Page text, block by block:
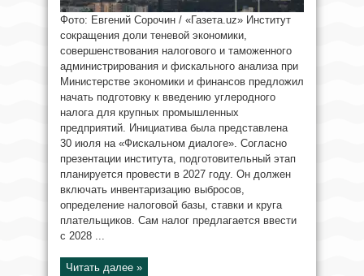
Фото: Евгений Сорочин / «Газета.uz» Институт
сокращения доли теневой экономики,
совершенствования налогового и таможенного
администрирования и фискального анализа при
Министерстве экономики и финансов предложил
начать подготовку к введению углеродного
налога для крупных промышленных
предприятий. Инициатива была представлена
30 июля на «Фискальном диалоге». Согласно
презентации института, подготовительный этап
планируется провести в 2027 году. Он должен
включать инвентаризацию выбросов,
определение налоговой базы, ставки и круга
плательщиков. Сам налог предлагается ввести
с 2028 ...
Читать далее »